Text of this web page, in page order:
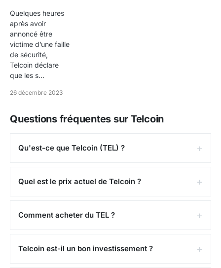
Quelques heures
après avoir
annoncé être
victime d’une faille
de sécurité,
Telcoin déclare
que les s...
26 décembre 2023
Questions fréquentes sur Telcoin
Qu'est-ce que Telcoin (TEL) ?
Quel est le prix actuel de Telcoin ?
Comment acheter du TEL ?
Telcoin est-il un bon investissement ?